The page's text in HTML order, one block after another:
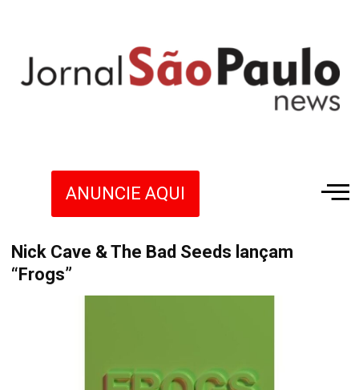
ANUNCIE AQUI
Nick Cave & The Bad Seeds lançam
“Frogs”